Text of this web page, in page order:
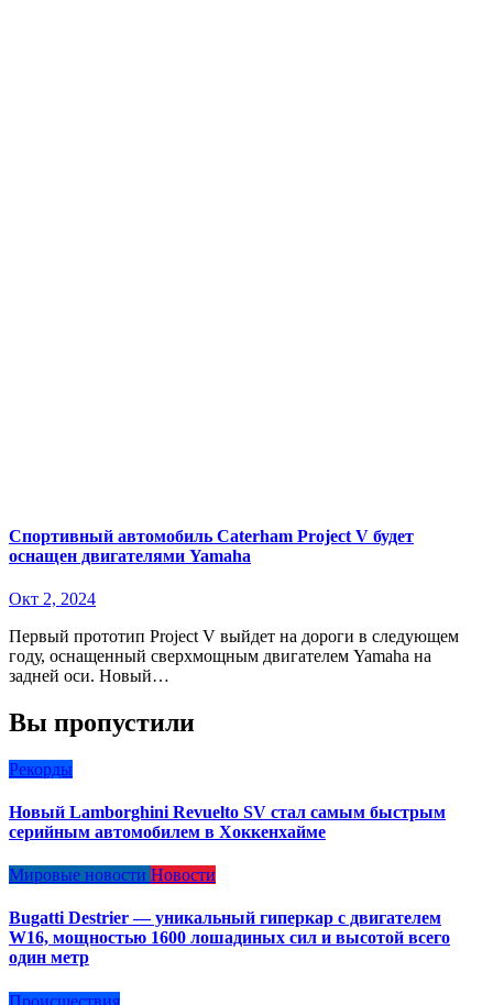
Спортивный автомобиль Caterham Project V будет
оснащен двигателями Yamaha
Окт 2, 2024
Первый прототип Project V выйдет на дороги в следующем
году, оснащенный сверхмощным двигателем Yamaha на
задней оси. Новый…
Вы пропустили
Рекорды
Новый Lamborghini Revuelto SV стал самым быстрым
серийным автомобилем в Хоккенхайме
Мировые новости Новости
Bugatti Destrier — уникальный гиперкар с двигателем
W16, мощностью 1600 лошадиных сил и высотой всего
один метр
Происшествия